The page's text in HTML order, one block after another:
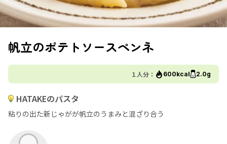
帆立のポテトソースペンネ
１人分： 600kcal 2.0g
HATAKEのパスタ
粘りの出た新じゃがが帆立のうまみと混ざり合う